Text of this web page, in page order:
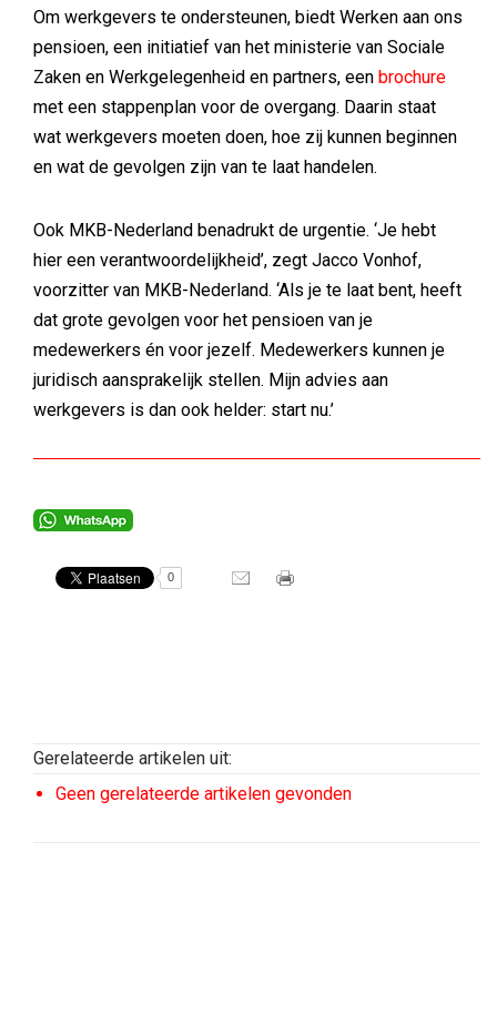
Om werkgevers te ondersteunen, biedt Werken aan ons
pensioen, een initiatief van het ministerie van Sociale
Zaken en Werkgelegenheid en partners, een brochure
met een stappenplan voor de overgang. Daarin staat
wat werkgevers moeten doen, hoe zij kunnen beginnen
en wat de gevolgen zijn van te laat handelen.
Ook MKB-Nederland benadrukt de urgentie. ‘Je hebt
hier een verantwoordelijkheid’, zegt Jacco Vonhof,
voorzitter van MKB-Nederland. ‘Als je te laat bent, heeft
dat grote gevolgen voor het pensioen van je
medewerkers én voor jezelf. Medewerkers kunnen je
juridisch aansprakelijk stellen. Mijn advies aan
werkgevers is dan ook helder: start nu.’
0
Gerelateerde artikelen uit:
Geen gerelateerde artikelen gevonden